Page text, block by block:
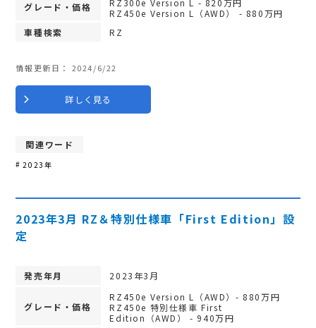
グレード・価格
RZ450e Version L（AWD） - 880万円
車種検索
RZ
情報更新日： 2024/6/22
詳しく見る
関連ワード
2023年
2023年3月 RZ＆特別仕様車「First Edition」設
定
発売年月 2023年3月
グレード・価格
RZ450e Version L（AWD）- 880万円
RZ450e 特別仕様車 First
Edition（AWD） - 940万円